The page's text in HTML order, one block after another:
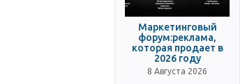
Маркетинговый
форум:реклама,
которая продает в
2026 году
8 Августа 2026